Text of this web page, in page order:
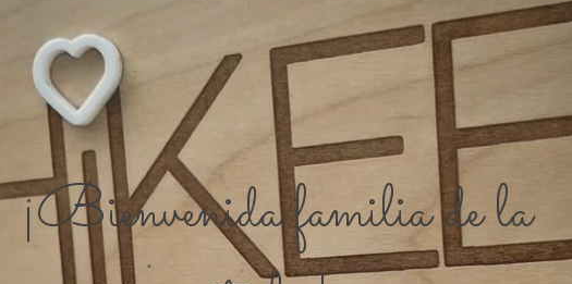
¡Bienvenida familia de la